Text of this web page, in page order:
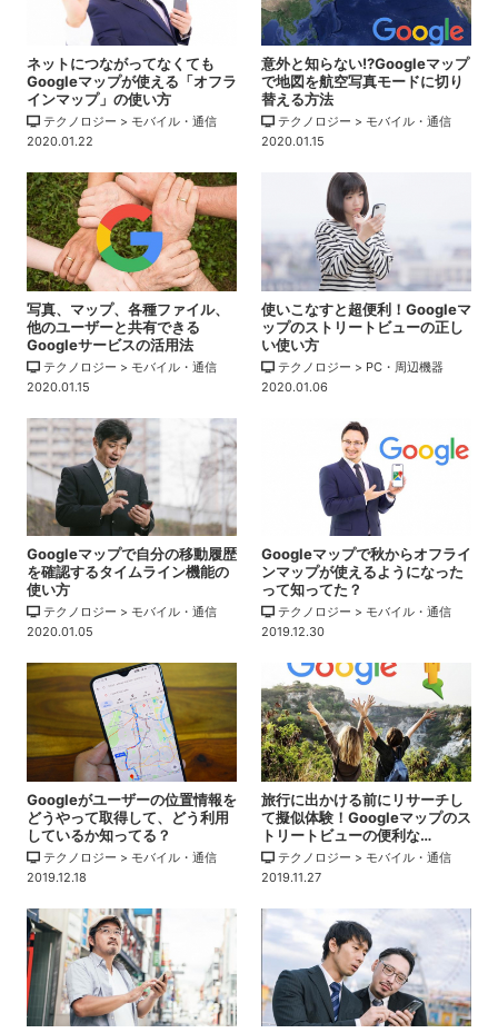
ネットにつながってなくても
Googleマップが使える「オフラ
インマップ」の使い方
テクノロジー > モバイル・通信
2020.01.22
意外と知らない!?Googleマップ
で地図を航空写真モードに切り
替える方法
テクノロジー > モバイル・通信
2020.01.15
写真、マップ、各種ファイル、
他のユーザーと共有できる
Googleサービスの活用法
テクノロジー > モバイル・通信
2020.01.15
使いこなすと超便利！Googleマ
ップのストリートビューの正し
い使い方
テクノロジー > PC・周辺機器
2020.01.06
Googleマップで自分の移動履歴
を確認するタイムライン機能の
使い方
テクノロジー > モバイル・通信
2020.01.05
Googleマップで秋からオフライ
ンマップが使えるようになった
って知ってた？
テクノロジー > モバイル・通信
2019.12.30
Googleがユーザーの位置情報を
どうやって取得して、どう利用
しているか知ってる？
テクノロジー > モバイル・通信
2019.12.18
旅行に出かける前にリサーチし
て擬似体験！Googleマップのス
トリートビューの便利な…
テクノロジー > モバイル・通信
2019.11.27